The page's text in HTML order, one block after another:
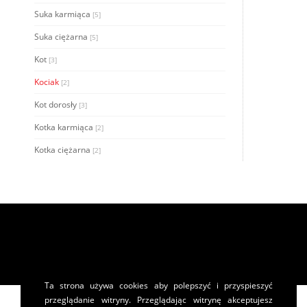
Suka karmiąca [5]
Suka ciężarna [5]
Kot [3]
Kociak [2]
Kot dorosły [3]
Kotka karmiąca [2]
Kotka ciężarna [2]
Ta strona używa cookies aby polepszyć i przyspieszyć
przeglądanie witryny. Przeglądając witrynę akceptujesz